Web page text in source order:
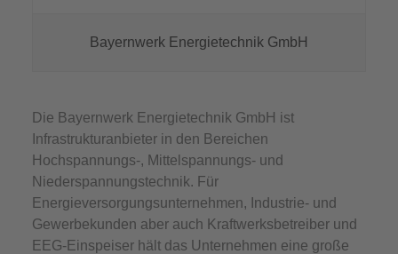
Bayernwerk Energietechnik GmbH
Die Bayernwerk Energietechnik GmbH ist
Infrastrukturanbieter in den Bereichen
Hochspannungs-, Mittelspannungs- und
Niederspannungstechnik. Für
Energieversorgungsunternehmen, Industrie- und
Gewerbekunden aber auch Kraftwerksbetreiber und
EEG-Einspeiser hält das Unternehmen eine große